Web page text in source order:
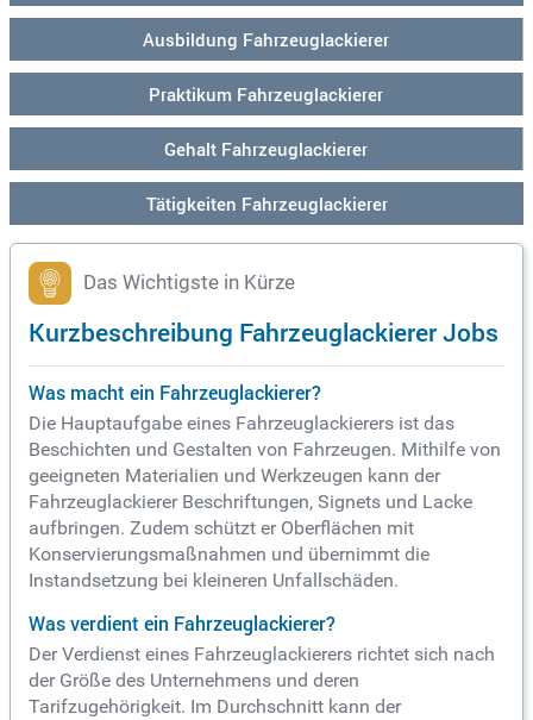
Ausbildung Fahrzeuglackierer
Praktikum Fahrzeuglackierer
Gehalt Fahrzeuglackierer
Tätigkeiten Fahrzeuglackierer
Das Wichtigste in Kürze
Kurzbeschreibung Fahrzeuglackierer Jobs
Was macht ein Fahrzeuglackierer?
Die Hauptaufgabe eines Fahrzeuglackierers ist das
Beschichten und Gestalten von Fahrzeugen. Mithilfe von
geeigneten Materialien und Werkzeugen kann der
Fahrzeuglackierer Beschriftungen, Signets und Lacke
aufbringen. Zudem schützt er Oberflächen mit
Konservierungsmaßnahmen und übernimmt die
Instandsetzung bei kleineren Unfallschäden.
Was verdient ein Fahrzeuglackierer?
Der Verdienst eines Fahrzeuglackierers richtet sich nach
der Größe des Unternehmens und deren
Tarifzugehörigkeit. Im Durchschnitt kann der